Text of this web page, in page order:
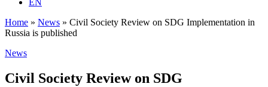
EN
Home » News » Civil Society Review on SDG Implementation in
Russia is published
News
Civil Society Review on SDG